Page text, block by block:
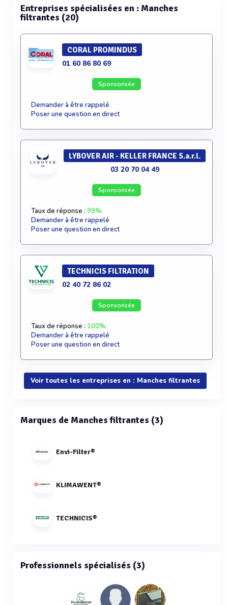
Entreprises spécialisées en : Manches
filtrantes (20)
CORAL PROMINDUS
01 60 86 80 69
Sponsorisée
Demander à être rappelé
Poser une question en direct
LYBOVER AIR - KELLER FRANCE S.a.r.l.
03 20 70 04 49
Sponsorisée
Taux de réponse : 99%
Demander à être rappelé
Poser une question en direct
TECHNICIS FILTRATION
02 40 72 86 02
Sponsorisée
Taux de réponse : 100%
Demander à être rappelé
Poser une question en direct
Voir toutes les entreprises en : Manches filtrantes
Marques de Manches filtrantes (3)
Envi-Filter®
KLIMAWENT®
TECHNICIS®
Professionnels spécialisés (3)